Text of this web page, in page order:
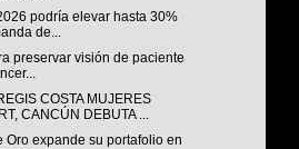
podría elevar hasta 30%
de...
preservar visión de paciente
COSTA MUJERES
CANCÚN DEBUTA ...
Oro expande su portafolio en